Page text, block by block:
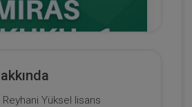
Yüksel lisans